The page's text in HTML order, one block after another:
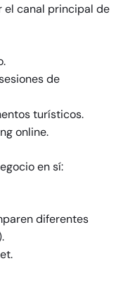
el canal principal de
de
turísticos.
online.
en sí:
diferentes